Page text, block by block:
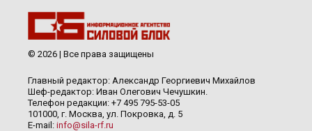
© 2026 | Все права защищены
Главный редактор: Александр Георгиевич Михайлов
Шеф-редактор: Иван Олегович Чечушкин.
Телефон редакции: +7 495 795-53-05
101000, г. Москва, ул. Покровка, д. 5
E-mail: info@sila-rf.ru